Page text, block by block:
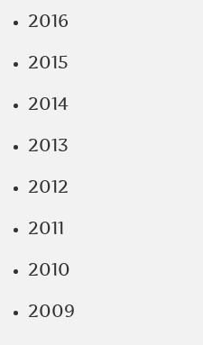
2016
2015
2014
2013
2012
2011
2010
2009